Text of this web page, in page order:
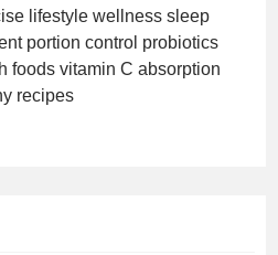
lifestyle wellness sleep
portion control probiotics
foods vitamin C absorption
recipes